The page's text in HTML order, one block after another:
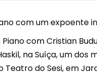
com um expoente
com Cristian
na Suíça, um dos
do Sesi, em